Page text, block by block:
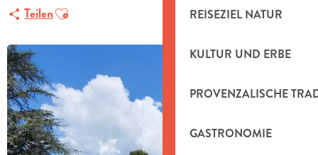
REISEZIEL NATUR
KULTUR UND ERBE
PROVENZALISCHE
GASTRONOMIE
TeilenAjouter aux favoris